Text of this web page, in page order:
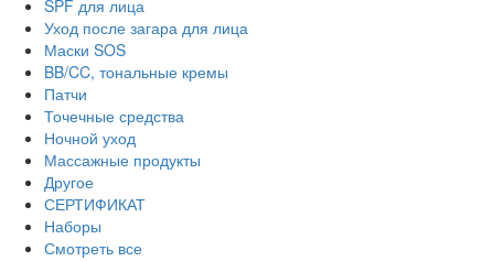
SPF для лица
Уход после загара для лица
Маски SOS
BB/CC, тональные кремы
Патчи
Точечные средства
Ночной уход
Массажные продукты
Другое
СЕРТИФИКАТ
Наборы
Смотреть все